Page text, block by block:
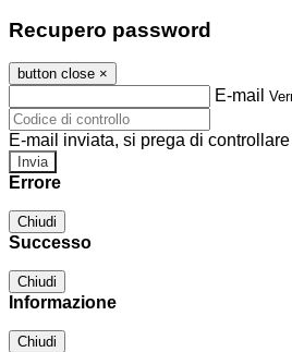
Recupero password
button close ×
E-mail
E-mail inviata, si prega di
Errore
Chiudi
Successo
Chiudi
Informazione
Chiudi